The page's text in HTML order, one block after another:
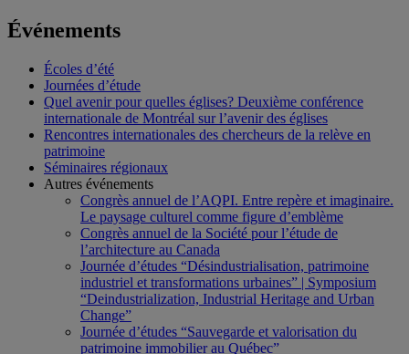
Événements
Écoles d’été
Journées d’étude
Quel avenir pour quelles églises? Deuxième conférence
internationale de Montréal sur l’avenir des églises
Rencontres internationales des chercheurs de la relève en
patrimoine
Séminaires régionaux
Autres événements
Congrès annuel de l’AQPI. Entre repère et imaginaire.
Le paysage culturel comme figure d’emblème
Congrès annuel de la Société pour l’étude de
l’architecture au Canada
Journée d’études “Désindustrialisation, patrimoine
industriel et transformations urbaines” | Symposium
“Deindustrialization, Industrial Heritage and Urban
Change”
Journée d’études “Sauvegarde et valorisation du
patrimoine immobilier au Québec”